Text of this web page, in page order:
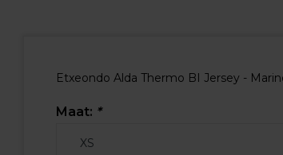
Etxeondo Alda Thermo BI Jersey -
Maat: *